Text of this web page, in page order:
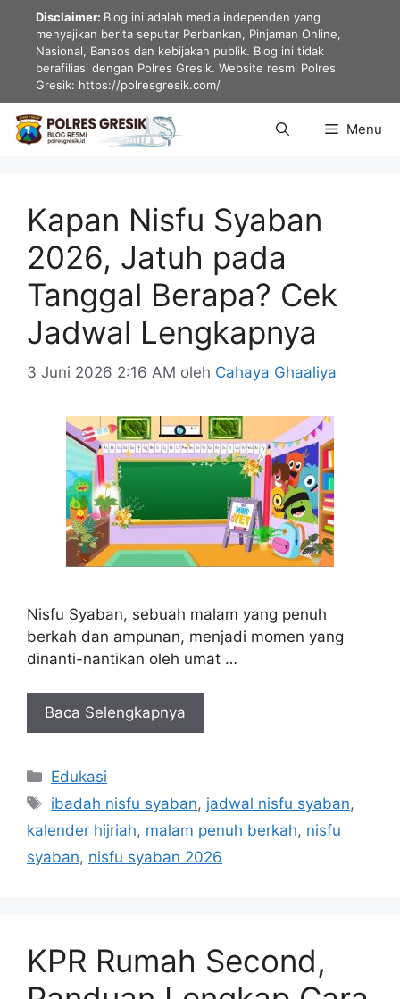
LangsungDisclaimer: Blog ini adalah media independen yang
menyajikan berita seputar Perbankan, Pinjaman Online,
Nasional, Bansos dan kebijakan publik. Blog ini tidak
berafiliasi dengan Polres Gresik. Website resmi Polres
Gresik: https://polresgresik.com/
Menu
Kapan Nisfu Syaban
2026, Jatuh pada
Tanggal Berapa? Cek
Jadwal Lengkapnya
3 Juni 2026 2:16 AM oleh Cahaya Ghaaliya
Nisfu Syaban, sebuah malam yang penuh
berkah dan ampunan, menjadi momen yang
dinanti-nantikan oleh umat …
Baca Selengkapnya
Kategori
Edukasi
Tag
ibadah nisfu syaban, jadwal nisfu syaban,
kalender hijriah, malam penuh berkah, nisfu
syaban, nisfu syaban 2026
KPR Rumah Second,